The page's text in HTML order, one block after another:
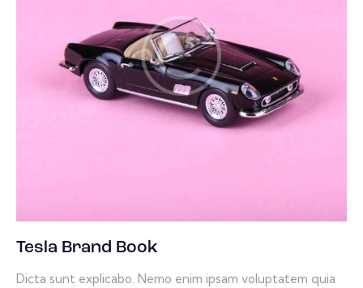
Tesla Brand Book
Dicta sunt explicabo. Nemo enim ipsam voluptatem quia